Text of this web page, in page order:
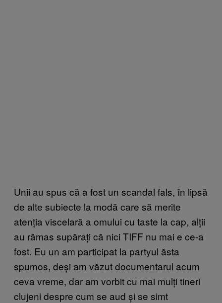
Unii au spus că a fost un scandal fals, în lipsă
de alte subiecte la modă care să merite
atenția viscelară a omului cu taste la cap, alții
au rămas supărați că nici TIFF nu mai e ce-a
fost. Eu un am participat la partyul ăsta
spumos, deși am văzut documentarul acum
ceva vreme, dar am vorbit cu mai mulți tineri
clujeni despre cum se aud și se simt